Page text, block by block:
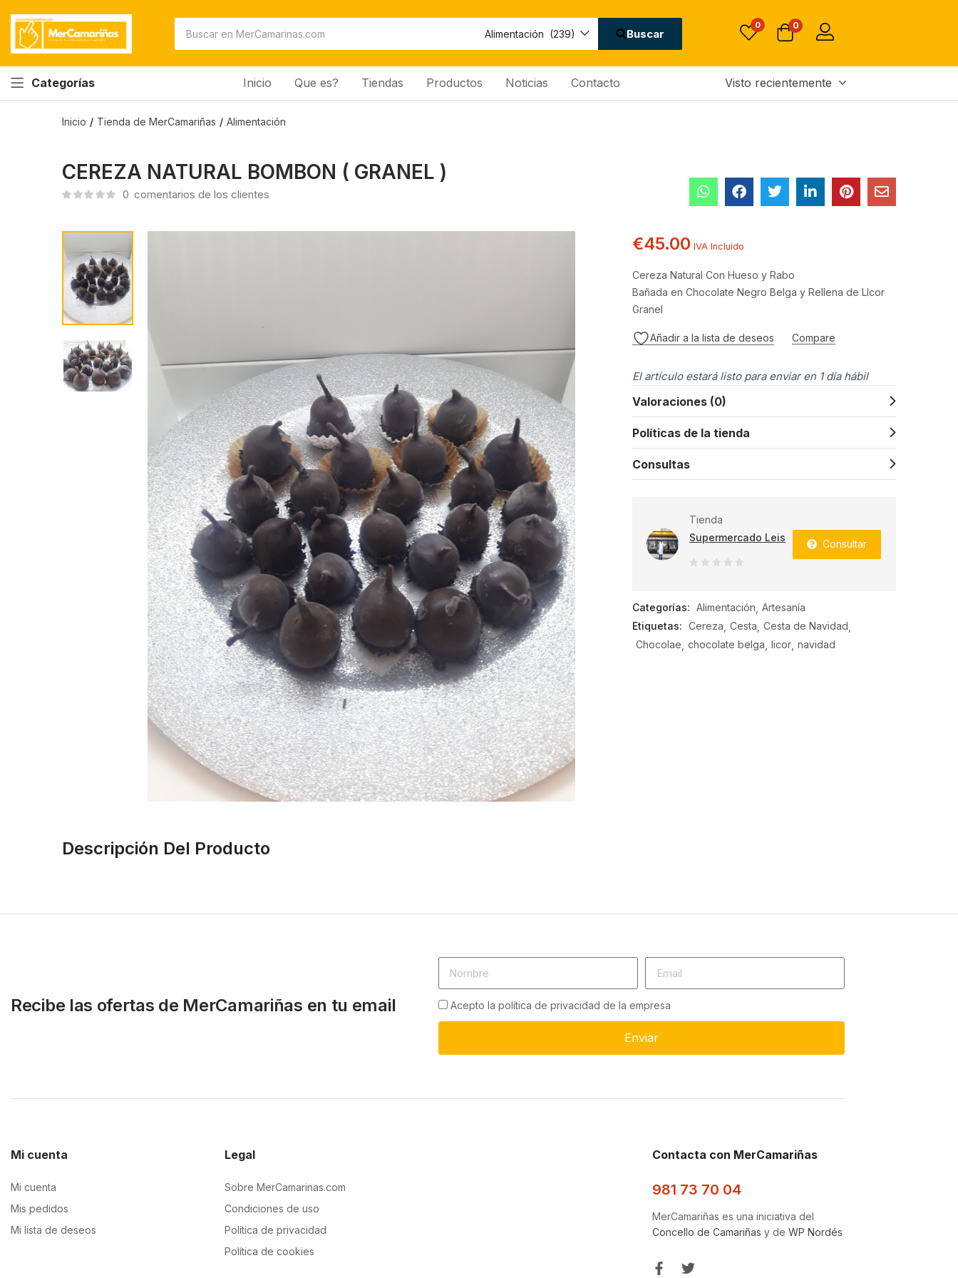
Alimentación (239) Buscar
0 0
Categorías Inicio Que es? Tiendas Productos Noticias Contacto Visto recientemente
Inicio Tienda de MerCamariñas Alimentación
CEREZA NATURAL BOMBON ( GRANEL )
comentarios de los clientes
€ 45.00
Sin existencias
CEREZA NATURAL BOMBON ( GRANEL )
0 comentarios de los clientes
€45.00 IVA Incluído
Cereza Natural Con Hueso y Rabo
Bañada en Chocolate Negro Belga y Rellena de LIcor
Granel
Añadir a la lista de deseos Compare
El artículo estará listo para enviar en 1 día hábil
Valoraciones (0)
Políticas de la tienda
Consultas
Tienda
Supermercado Leis
Consultar
Categorías: Alimentación Artesanía
Etiquetas: Cereza Cesta Cesta de Navidad
Chocolae chocolate belga licor navidad
Descripción Del Producto
Recibe las ofertas de MerCamariñas en tu email Acepto la política de privacidad de la empresa
Enviar
Mi cuenta
Mi cuenta
Mis pedidos
Mi lista de deseos
Legal
Sobre MerCamarinas.com
Condiciones de uso
Política de privacidad
Política de cookies
Contacta con MerCamariñas
981 73 70 04
MerCamariñas es una iniciativa del
Concello de Camariñas y de WP Nordés